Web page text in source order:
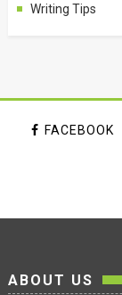
Writing Tips
FACEBOOK
ABOUT US